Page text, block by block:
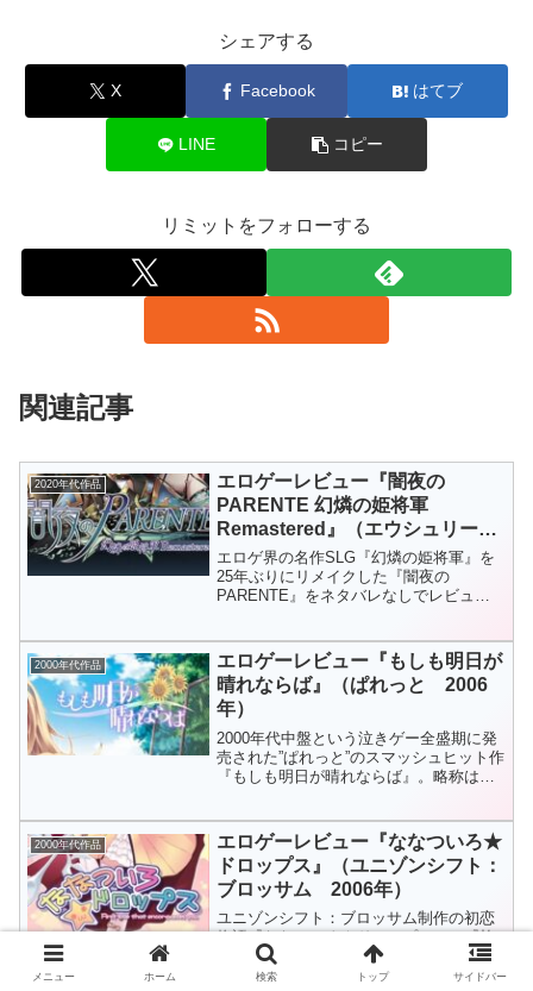
シェアする
X Facebook はてブ
LINE コピー
リミットをフォローする
関連記事
2020年代作品
エロゲーレビュー『闇夜の
PARENTE 幻燐の姫将軍
Remastered』（エウシュリー
2026年）
エロゲ界の名作SLG『幻燐の姫将軍』を
25年ぶりにリメイクした『闇夜の
PARENTE』をネタバレなしでレビュー
2000年代作品
エロゲーレビュー『もしも明日が
晴れならば』（ぱれっと 2006
年）
2000年代中盤という泣きゲー全盛期に発
売された”ぱれっと”のスマッシュヒット作
『もしも明日が晴れならば』。略称は
リオ）＆くすくす（原画）のコンビ。...
2000年代作品
エロゲーレビュー『ななついろ★
ドロップス』（ユニゾンシフト：
ブロッサム 2006年）
ユニゾンシフト：ブロッサム制作の初恋
物語『ななついろ★ドロップス』。『灼
眼のシャナ』や『涼宮ハルヒの憂鬱』等
でおなじみのイラストレーター”いとうの
メニュー ホーム 検索 トップ サイドバー